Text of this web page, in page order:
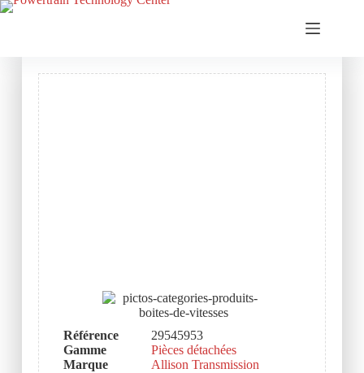
Référence
29545953
Gamme
Pièces détachées
Marque
Allison Transmission